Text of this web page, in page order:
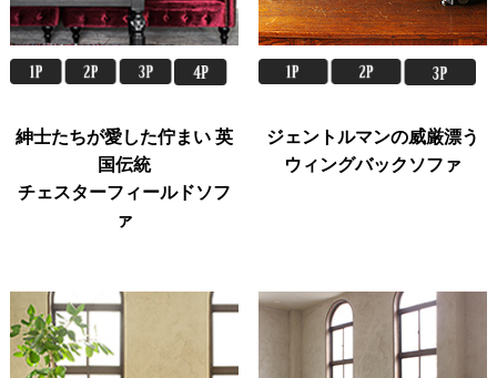
紳士たちが愛した佇まい 英
国伝統
チェスターフィールドソフ
ァ
ジェントルマンの威厳漂う
ウィングバックソファ